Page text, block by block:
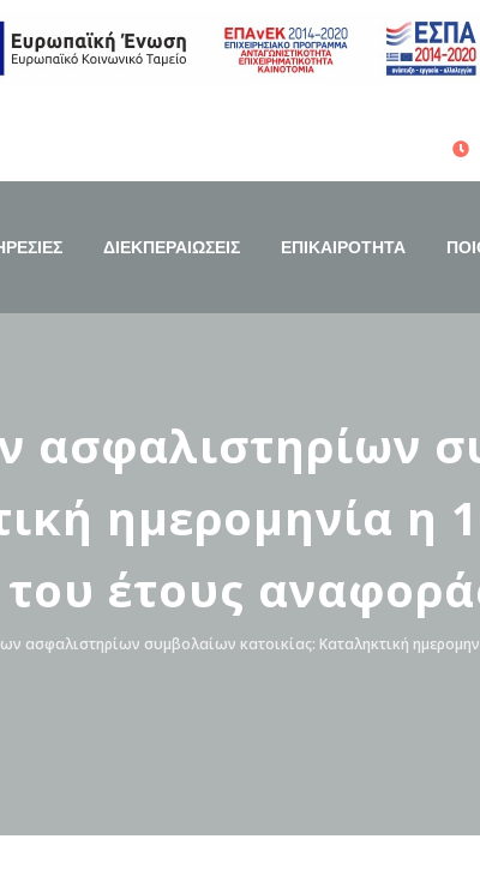
ΔΙΕΚΠΕΡΑΙΩΣΕΙΣ ΕΠΙΚΑΙΡΟΤΗΤΑ
ασφαλιστηρίων
ημερομηνία η
έτους
ασφαλιστηρίων συμβολαίων κατοικίας: Καταληκτική